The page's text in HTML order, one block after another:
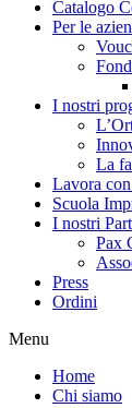
Catalogo
Per le
I nostri
La
Lavora
Scuola
I nostri
Pax
Press
Ordini
Menu
Home
Chi siamo